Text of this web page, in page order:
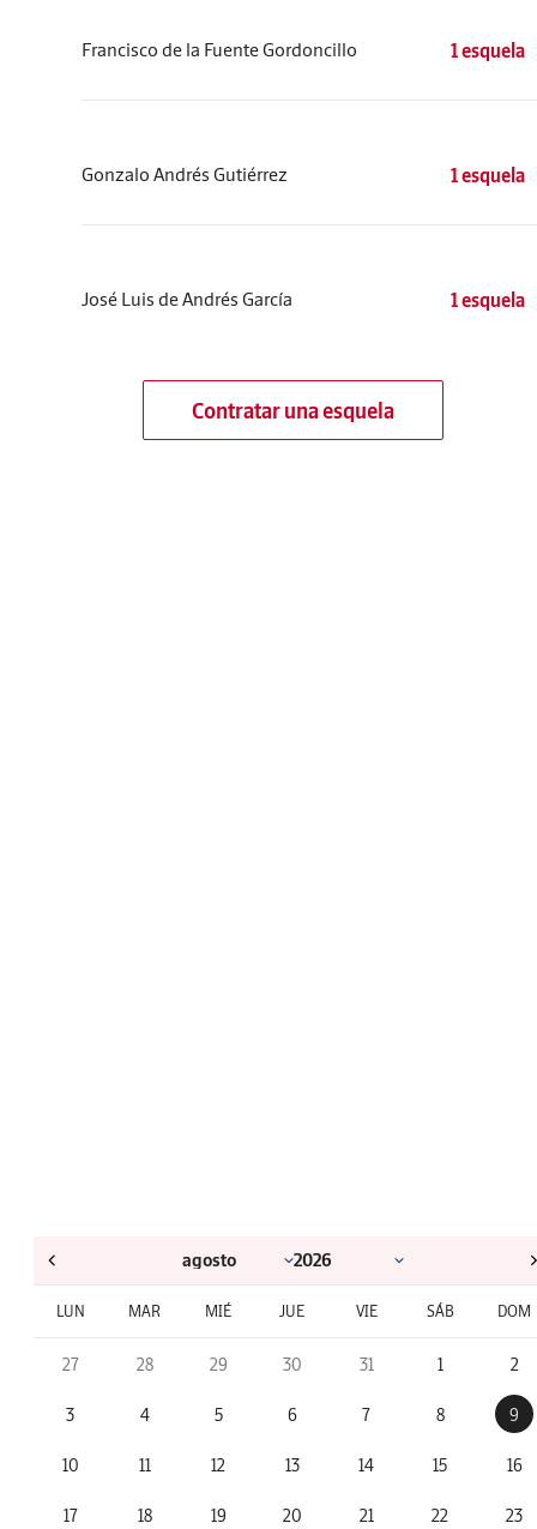
Francisco de la Fuente Gordoncillo 1 esquela
Gonzalo Andrés Gutiérrez 1 esquela
José Luis de Andrés García 1 esquela
Contratar una esquela
LUN MAR MIÉ JUE VIE SÁB DOM
27 28 29 30 31 1 2
3 4 5 6 7 8 9
10 11 12 13 14 15 16
17 18 19 20 21 22 23